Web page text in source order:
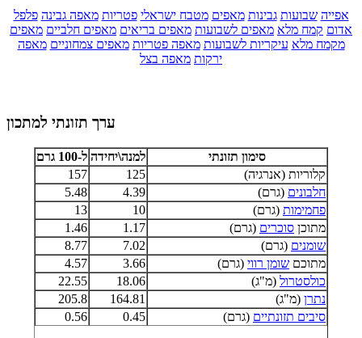
אפייה שבועות גבינות מאפים מטבח ישראלי פטריות מאפה גבינה פלפל
אדום קמח מלא מאפים לשבועות מאפים בריאים מאפים חלביים מאפים
מקמח מלא עיקריות לשבועות מאפה פטריות מאפים צמחוניים מאפה
ירקות מאפה בצל
ערך תזונתי למתכון
סימון תזונתי למנה\יחידה ל-100 גרם
קלוריות (אנרגיה)
125
157
חלבונים (גרם) 4.39
5.48
פחמימות (גרם) 10
13
מתוכן סוכרים (גרם) 1.17
1.46
שומנים (גרם) 7.02
8.77
מתוכם שומן רווי (גרם) 3.66
4.57
כולסטרול (מ"ג) 18.06
22.55
נתרן (מ"ג) 164.81
205.8
סיבים תזונתיים (גרם) 0.45
0.56